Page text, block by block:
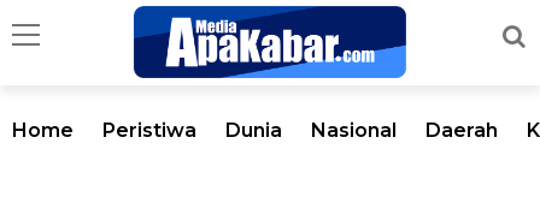
Home Peristiwa Dunia Nasional Daerah